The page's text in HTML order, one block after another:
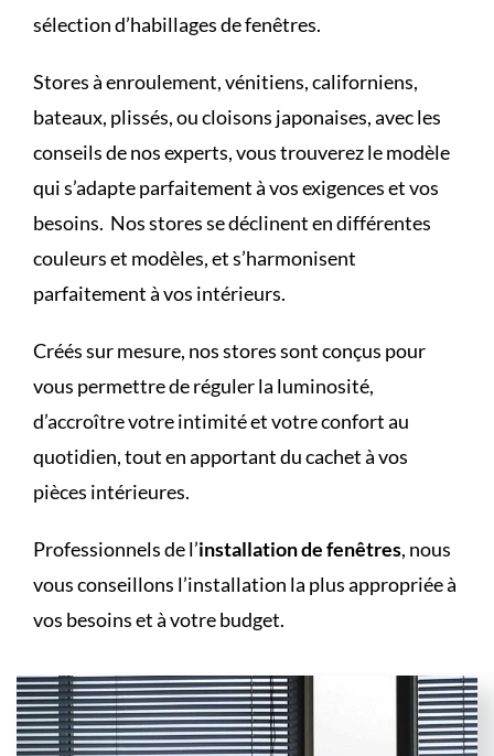
sélection d’habillages de fenêtres.
Stores à enroulement, vénitiens, californiens,
bateaux, plissés, ou cloisons japonaises, avec les
conseils de nos experts, vous trouverez le modèle
qui s’adapte parfaitement à vos exigences et vos
besoins. Nos stores se déclinent en différentes
couleurs et modèles, et s’harmonisent
parfaitement à vos intérieurs.
Créés sur mesure, nos stores sont conçus pour
vous permettre de réguler la luminosité,
d’accroître votre intimité et votre confort au
quotidien, tout en apportant du cachet à vos
pièces intérieures.
Professionnels de l’installation de fenêtres, nous
vous conseillons l’installation la plus appropriée à
vos besoins et à votre budget.